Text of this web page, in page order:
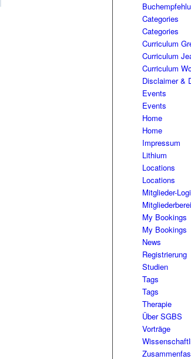
Categories
Categories
Curriculum
Curriculum
Curriculum
Disclaimer &
Events
Events
Home
Home
Impressum
Lithium
Locations
Locations
Mitglieder-
My Bookings
My Bookings
News
Registrierung
Studien
Tags
Tags
Therapie
Über SGBS
Vorträge